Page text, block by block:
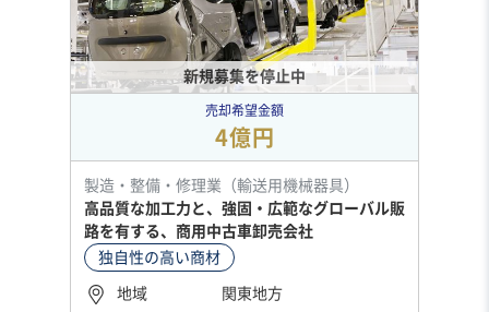
新規募集を停止中
売却希望金額
4億円
製造・整備・修理業（輸送用機械器具）
高品質な加工力と、強固・広範なグローバル販
路を有する、商用中古車卸売会社
独自性の高い商材
地域
関東地方